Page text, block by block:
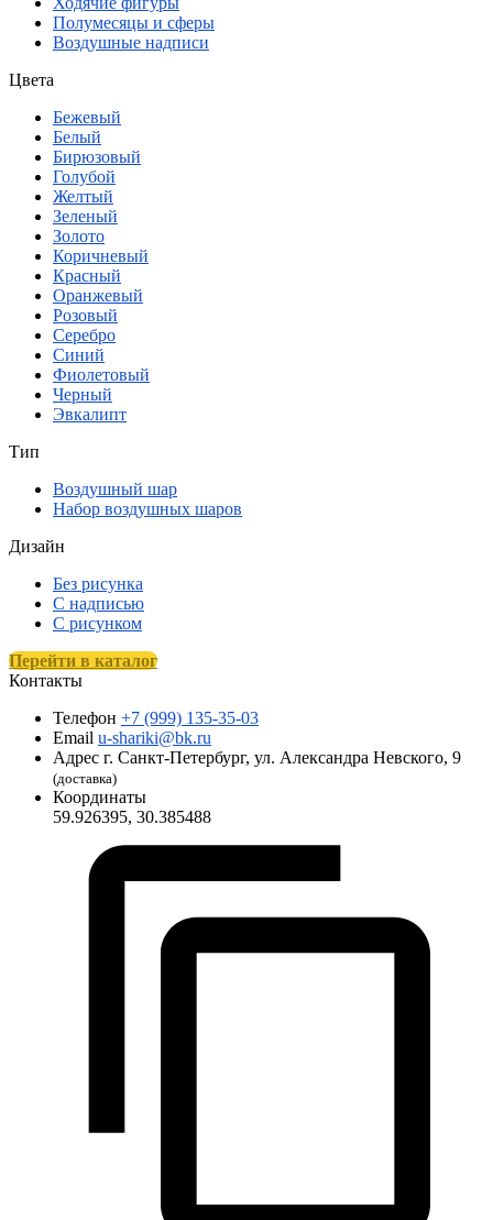
Полумесяцы и сферы
Воздушные надписи
Цвета
Бежевый
Белый
Бирюзовый
Голубой
Желтый
Зеленый
Золото
Коричневый
Красный
Оранжевый
Розовый
Серебро
Синий
Фиолетовый
Черный
Эвкалипт
Тип
Воздушный шар
Набор воздушных шаров
Дизайн
Без рисунка
С надписью
С рисунком
Перейти в каталог
Контакты
Телефон +7 (999) 135-35-03
Email u-shariki@bk.ru
Адрес г. Санкт-Петербург, ул. Александра Невского, 9
(доставка)
Координаты
59.926395, 30.385488